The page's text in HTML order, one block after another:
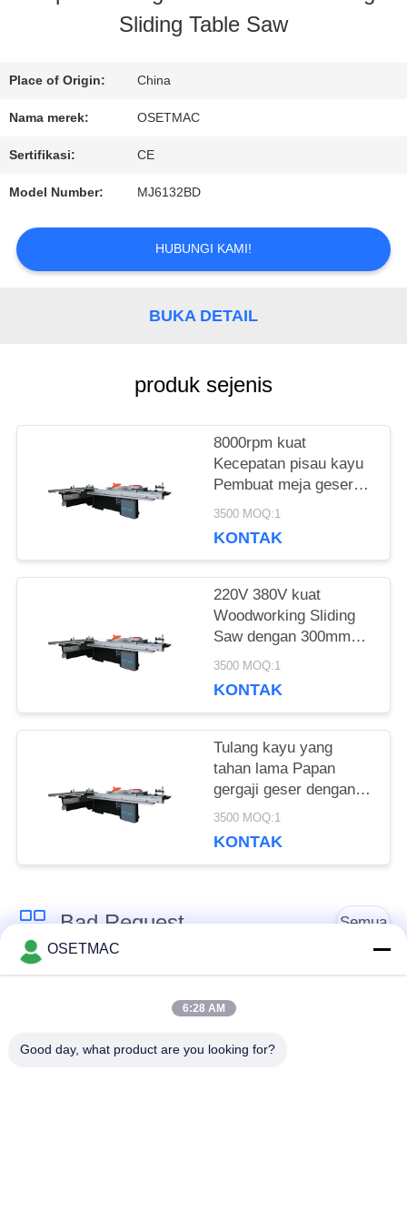
PABRIK
KUALITAS
HUBUNGI
PENAWARAN
POLICY
Sliding Table Saw
Place of Origin: China
Nama merek: OSETMAC
Sertifikasi: CE
Model Number: MJ6132BD
HUBUNGI KAMI!
BUKA DETAIL
produk sejenis
8000rpm kuat
Kecepatan pisau kayu
Pembuat meja geser
dengan pintu ekstraksi
tegangan
3500 MOQ:1
KONTAK
220V 380V kuat
Woodworking Sliding
Saw dengan 300mm
Blade Diameter
3500 MOQ:1
KONTAK
Tulang kayu yang
tahan lama Papan
gergaji geser dengan
diameter pisau 300mm
dan Paket yang kokoh
3500 MOQ:1
KONTAK
Bad Request Semua
Woodworking
OSETMAC
6:28 AM
Good day, what product are you looking for?